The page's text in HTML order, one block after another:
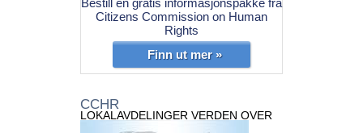
Bestill en gratis informasjonspakke fra
Citizens Commission on Human
Rights
Finn ut mer »
CCHR
LOKALAVDELINGER VERDEN OVER